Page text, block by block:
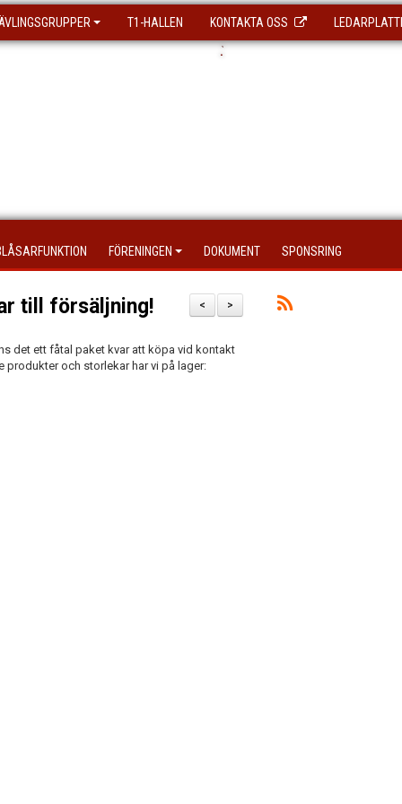
T1-HALLEN KONTAKTA OSS
.`
FÖRENINGEN DOKUMENT SPONSRING
>
<
till försäljning!
det ett fåtal paket kvar att köpa vid kontakt
och storlekar har vi på lager: